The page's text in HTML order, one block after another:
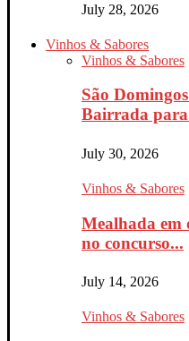
July 28, 2026
Vinhos & Sabores
Vinhos & Sabores
São
Bairrada
July 30, 2026
Vinhos & Sabores
Mealhada em
no concurso...
July 14, 2026
Vinhos & Sabores